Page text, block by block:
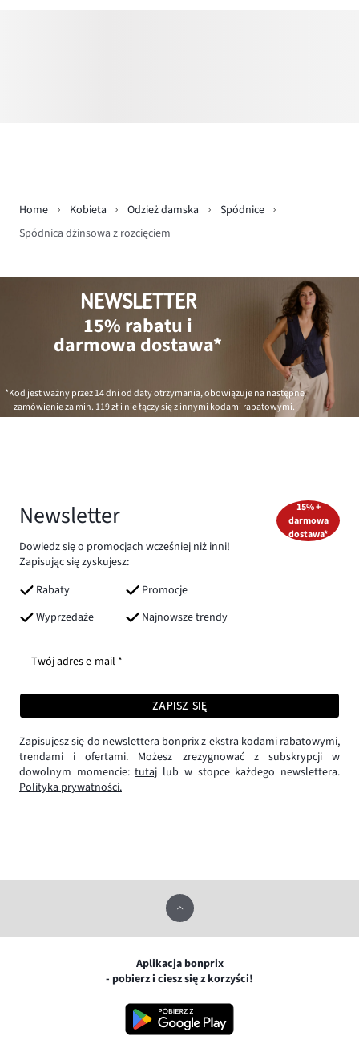
Home Kobieta Odzież damska
Spódnice
Spódnica dżinsowa z rozcięciem
NEWSLETTER
15% rabatu i
darmowa dostawa*
*Kod jest ważny przez 14 dni od daty otrzymania, obowiązuje na następne
zamówienie za min. 119 złi nie łączy się z innymi kodami rabatowymi.
Newsletter
Dowiedz się o promocjach wcześniej niż inni!
Zapisując się zyskujesz:
Rabaty
Promocje
Wyprzedaże
Najnowsze trendy
15% +
darmowa
dostawa*
Twój adres e-mail *
ZAPISZ SIĘ
Zapisujesz się do newslettera bonprix z ekstra kodami rabatowymi,
trendami i ofertami. Możesz zrezygnować z subskrypcji w
dowolnym momencie:tutaj lub w stopce każdego newslettera.
Polityka prywatności.
Aplikacja bonprix
- pobierz i ciesz się z korzyści!